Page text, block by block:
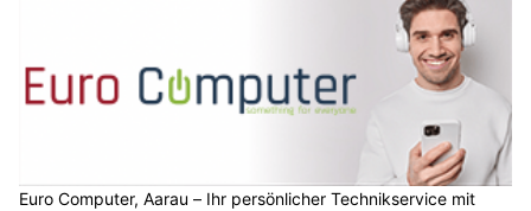
Euro Computer, Aarau – Ihr persönlicher Technikservice mit